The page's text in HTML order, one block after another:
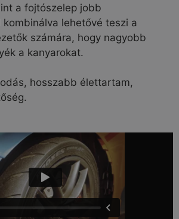
a fojtószelep jobb
lehetővé teszi a
számára, hogy nagyobb
a kanyarokat.
hosszabb élettartam,